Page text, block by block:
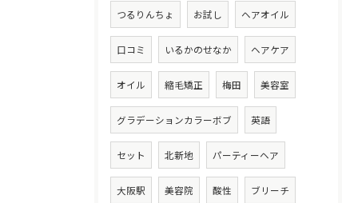
つるりんちょ お試し ヘアオイル
口コミ いるかのせなか ヘアケア
オイル 縮毛矯正 梅田 美容室
グラデーションカラーボブ 英語
セット 北新地 パーティーヘア
大阪駅 美容院 酸性 ブリーチ